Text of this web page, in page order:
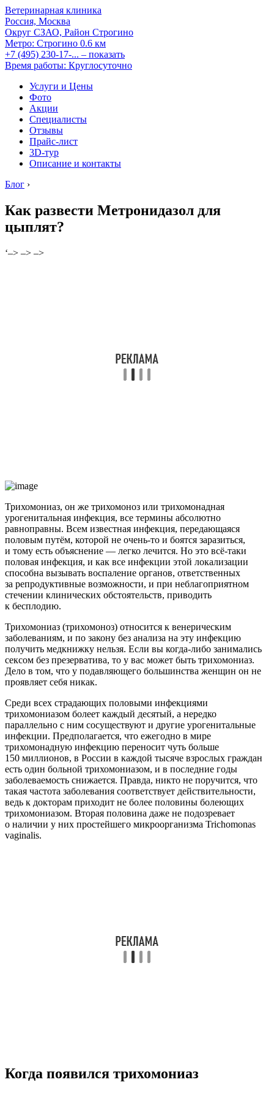
Ветеринарная клиника
Россия, Москва
Округ СЗАО, Район Строгино
Метро: Строгино 0.6 км
+7 (495) 230-17-... – показать
Время работы: Круглосуточно
Услуги и Цены
Фото
Акции
Специалисты
Отзывы
Прайс-лист
3D-тур
Описание и контакты
Блог ›
Как развести Метронидазол для
цыплят?
‘–> –> –>
Трихомониаз, он же трихомоноз или трихомонадная
урогенитальная инфекция, все термины абсолютно
равноправны. Всем известная инфекция, передающаяся
половым путём, которой не очень-то и боятся заразиться,
и тому есть объяснение — легко лечится. Но это всё-таки
половая инфекция, и как все инфекции этой локализации
способна вызывать воспаление органов, ответственных
за репродуктивные возможности, и при неблагоприятном
стечении клинических обстоятельств, приводить
к бесплодию.
Трихомониаз (трихомоноз) относится к венерическим
заболеваниям, и по закону без анализа на эту инфекцию
получить медкнижку нельзя. Если вы когда-либо занимались
сексом без презерватива, то у вас может быть трихомониаз.
Дело в том, что у подавляющего большинства женщин он не
проявляет себя никак.
Среди всех страдающих половыми инфекциями
трихомониазом болеет каждый десятый, а нередко
параллельно с ним сосуществуют и другие урогенитальные
инфекции. Предполагается, что ежегодно в мире
трихомонадную инфекцию переносит чуть больше
150 миллионов, в России в каждой тысяче взрослых граждан
есть один больной трихомониазом, и в последние годы
заболеваемость снижается. Правда, никто не поручится, что
такая частота заболевания соответствует действительности,
ведь к докторам приходит не более половины болеющих
трихомониазом. Вторая половина даже не подозревает
о наличии у них простейшего микроорганизма Trichomonas
vaginalis.
Когда появился трихомониаз